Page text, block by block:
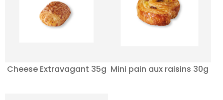
Cheese Extravagant 35g Mini pain aux raisins 30g